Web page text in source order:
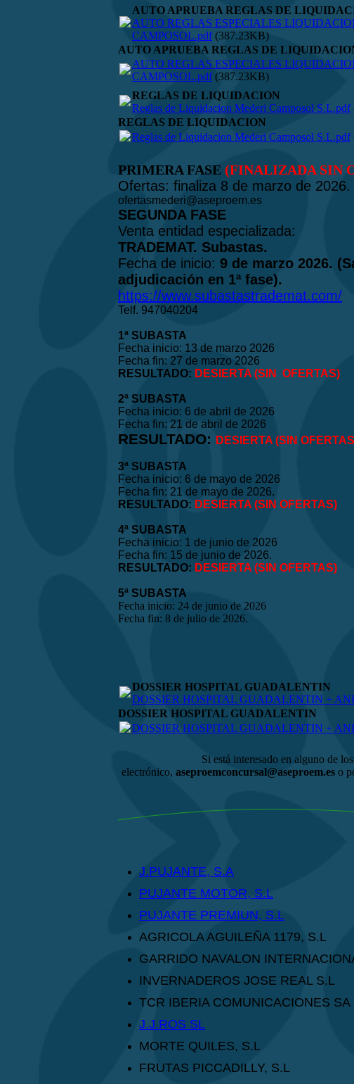
AUTO APRUEBA REGLAS DE
AUTO REGLAS ESPECIALES
CAMPOSOL.pdf(387.23KB)
AUTO APRUEBA REGLAS DE
AUTO REGLAS ESPECIALES
CAMPOSOL.pdf(387.23KB)
REGLAS DE LIQUIDACION
Reglas de Liquidacion Mederi Camposol S.L.pdf
REGLAS DE LIQUIDACION
Reglas de Liquidacion Mederi Camposol S.L.pdf
PRIMERA FASE (FINALIZADA SIN
Ofertas: finaliza 8 de marzo de 2026.
ofertasmederi@aseproem.es
SEGUNDA FASE
Venta entidad especializada:
TRADEMAT. Subastas.
Fecha de inicio: 9 de marzo 2026.
adjudicación en 1ª fase).
https://www.subastastrademat.com/
Telf. 947040204
1ª SUBASTA
Fecha inicio: 13 de marzo 2026
Fecha fin: 27 de marzo 2026
RESULTADO: DESIERTA (SIN OFERTAS)
2ª SUBASTA
Fecha inicio: 6 de abril de 2026
Fecha fin: 21 de abril de 2026
RESULTADO: DESIERTA (SIN
3ª SUBASTA
Fecha inicio: 6 de mayo de 2026
Fecha fin: 21 de mayo de 2026.
RESULTADO: DESIERTA (SIN OFERTAS)
4ª SUBASTA
Fecha inicio: 1 de junio de 2026
Fecha fin: 15 de junio de 2026.
RESULTADO: DESIERTA (SIN OFERTAS)
5ª SUBASTA
Fecha inicio: 24 de junio de 2026
Fecha fin: 8 de julio de 2026.
DOSSIER HOSPITAL GUADALENTIN
DOSSIER HOSPITAL GUADALENTIN +
DOSSIER HOSPITAL GUADALENTIN
DOSSIER HOSPITAL GUADALENTIN +
Si está interesado en alguno de
electrónico, aseproemconcursal@aseproem.es o
J.PUJANTE, S.A
PUJANTE MOTOR, S.L
PUJANTE PREMIUN, S.L
AGRICOLA AGUILEÑA 1179, S.L
GARRIDO NAVALON
INVERNADEROS JOSE REAL S.L
TCR IBERIA COMUNICACIONES SA
J.J.ROS SL
MORTE QUILES, S.L
FRUTAS PICCADILLY, S.L